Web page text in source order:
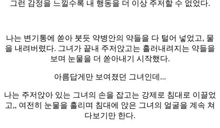
그런 감정을 느낄수록 내 행동을 더 이상 주저할 수 없었다.
나는 변기통에 쏟아 붓듯 약병안의 약들을 다 털어 넣었고, 물
을 내려버렸다. 그녀가 끝내 주저앉고는 흘러내려지는 약들을
보며 눈물을 더 쏟아내기 시작했다.
아름답게만 보여졌던 그녀인데...
나는 주저앉아 있는 그녀의 손을 잡고는 강제로 침대로 이끌었
고,, 여전히 눈물을 흘리며 침대에 앉은 그녀의 얼굴을 계속 쳐
다보기만 한다.